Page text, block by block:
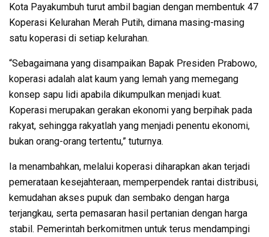
Kota Payakumbuh turut ambil bagian dengan membentuk 47
Koperasi Kelurahan Merah Putih, dimana masing-masing
satu koperasi di setiap kelurahan.
“Sebagaimana yang disampaikan Bapak Presiden Prabowo,
koperasi adalah alat kaum yang lemah yang memegang
konsep sapu lidi apabila dikumpulkan menjadi kuat.
Koperasi merupakan gerakan ekonomi yang berpihak pada
rakyat, sehingga rakyatlah yang menjadi penentu ekonomi,
bukan orang-orang tertentu,” tuturnya.
Ia menambahkan, melalui koperasi diharapkan akan terjadi
pemerataan kesejahteraan, memperpendek rantai distribusi,
kemudahan akses pupuk dan sembako dengan harga
terjangkau, serta pemasaran hasil pertanian dengan harga
stabil. Pemerintah berkomitmen untuk terus mendampingi